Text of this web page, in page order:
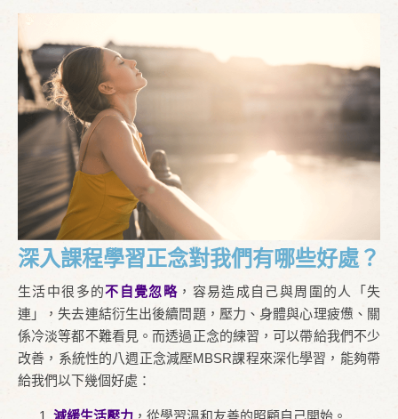
深入課程學習正念對我們有哪些好處？
生活中很多的不自覺忽略 ，容易造成自己與周圍的人「失
連」，失去連結衍生出後續問題，壓力、身體與心理疲憊、關
係冷淡等都不難看見。而透過正念的練習，可以帶給我們不少
改善，系統性的八週正念減壓MBSR課程來深化學習，能夠帶
給我們以下幾個好處：
減緩生活壓力 ，從學習溫和友善的照顧自己開始。